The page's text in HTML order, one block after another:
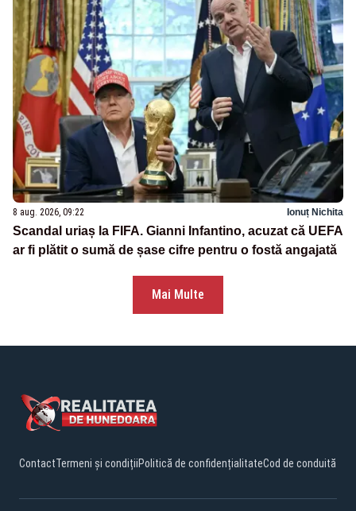
8 aug. 2026, 09:22 Ionuț Nichita
Scandal uriaș la FIFA. Gianni Infantino, acuzat că UEFA
ar fi plătit o sumă de șase cifre pentru o fostă angajată
Mai Multe
ContactTermeni și condițiiPolitică de confidențialitateCod de conduită